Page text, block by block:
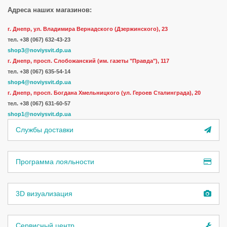
Адреса наших магазинов:
г. Днепр, ул. Владимира Вернадского (Дзержинского), 23
тел. +38 (067) 632-43-23
shop3@noviysvit.dp.ua
г. Днепр, просп. Слобожанский (им. газеты "Правда"), 117
тел. +38 (067) 635-54-14
shop4@noviysvit.dp.ua
г. Днепр, просп. Богдана Хмельницкого (ул. Героев Сталинграда), 20
тел. +38 (067) 631-60-57
shop1@noviysvit.dp.ua
Службы доставки
Программа лояльности
3D визуализация